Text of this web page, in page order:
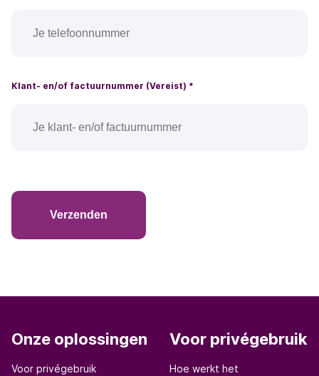
Klant- en/of factuurnummer (Vereist) *
Verzenden
Onze oplossingen
Voor privégebruik
Voor privégebruik
Hoe werkt het